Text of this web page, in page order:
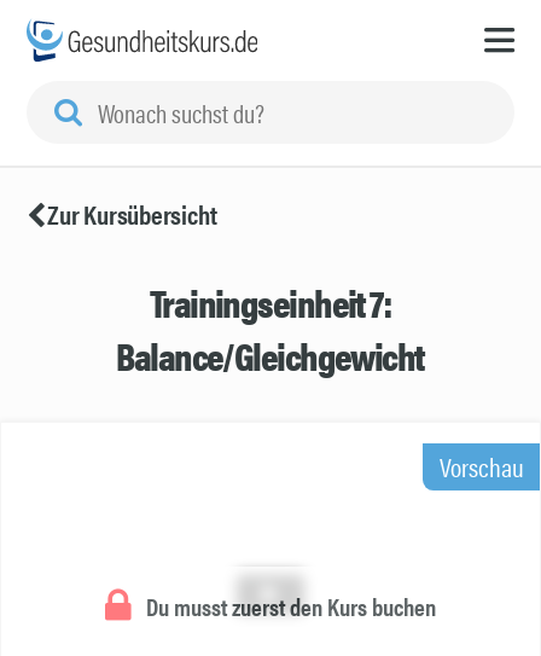
Zur Kursübersicht
Trainingseinheit 7:
Balance/Gleichgewicht
Du musst zuerst den Kurs buchen
Vorschau